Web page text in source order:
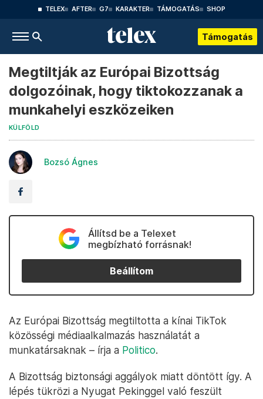
TELEX AFTER G7 KARAKTER TÁMOGATÁS SHOP
Támogatás
Megtiltják az Európai Bizottság
dolgozóinak, hogy tiktokozzanak a
munkahelyi eszközeiken
KÜLFÖLD
Bozsó Ágnes
Állítsd be a Telexet
megbízható forrásnak!
Beállítom
Az Európai Bizottság megtiltotta a kínai TikTok
közösségi médiaalkalmazás használatát a
munkatársaknak – írja a Politico.
A Bizottság biztonsági aggályok miatt döntött így. A
lépés tükrözi a Nyugat Pekinggel való feszült